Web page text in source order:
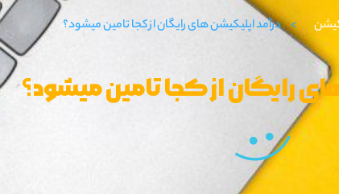
> درآمد اپلیکیشن های رایگان از کجا تامین میشود؟
رایگان از کجا تامین میشود؟